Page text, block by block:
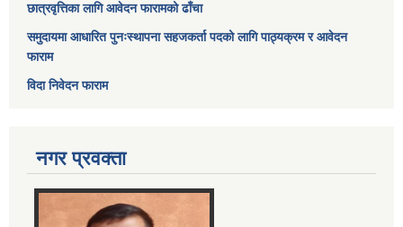
छात्रवृत्तिका लागि आवेदन फारामको ढाँचा
समुदायमा आधारित पुनःस्थापना सहजकर्ता पदको लागि पाठ्यक्रम र आवेदन
फाराम
विदा निवेदन फाराम
नगर प्रवक्ता